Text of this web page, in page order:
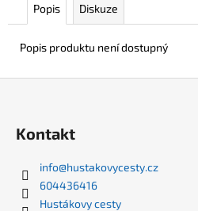
Popis Diskuze
Popis produktu není dostupný
Kontakt
info@hustakovycesty.cz
604436416
Hustákovy cesty